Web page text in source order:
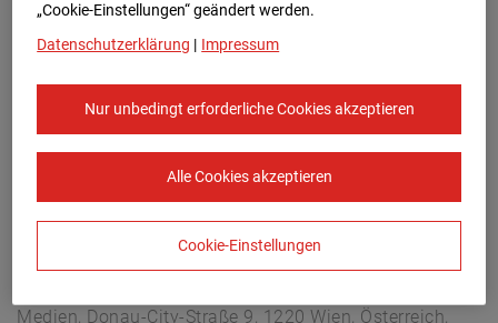
Medien, Donau-City-Straße 9, 1220 Wien, Österreich,
„Cookie-Einstellungen“ geändert werden.
Datenschutzerklärung | Impressum
Nur unbedingt erforderliche Cookies akzeptieren
Alle Cookies akzeptieren
Cookie-Einstellungen